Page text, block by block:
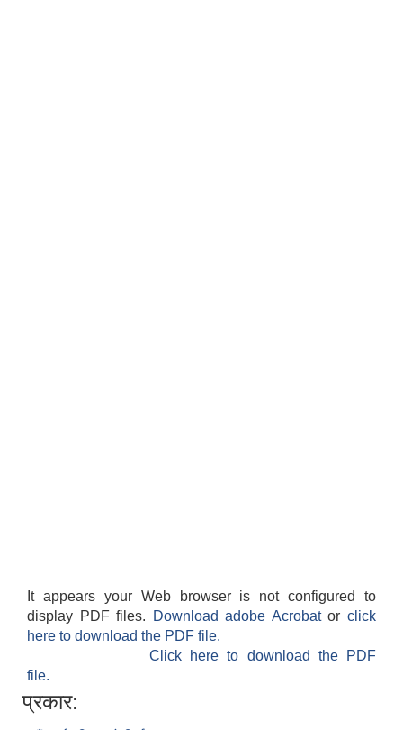
It appears your Web browser is not configured to
display PDF files.
Download adobe Acrobatorclick
here to download the PDF file.
Click here to download the PDF
file.
प्रकार: